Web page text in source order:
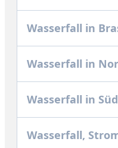
Wasserfall in
Wasserfall in
Wasserfall in
Wasserfall,